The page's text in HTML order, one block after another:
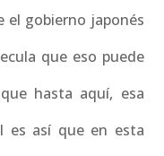
el gobierno japonés
que eso puede
hasta aquí, esa
es así que en esta